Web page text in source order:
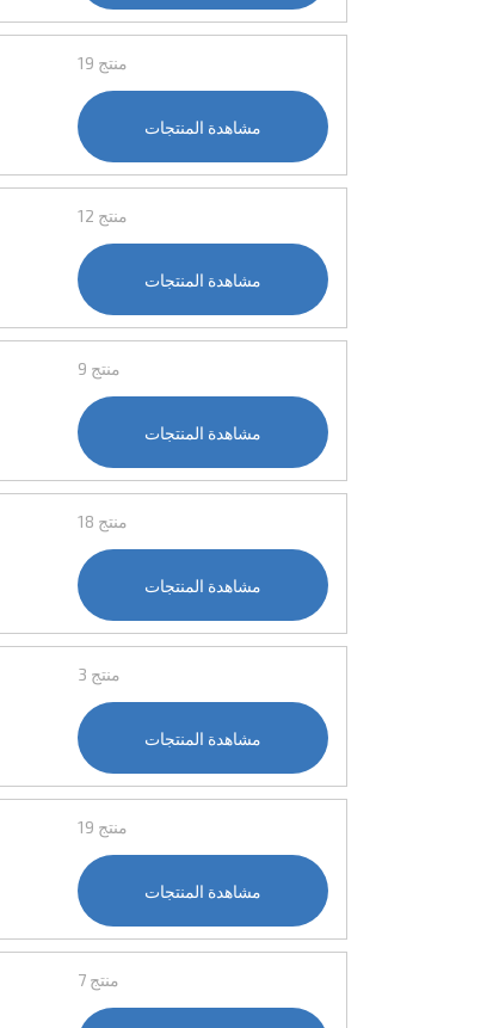
19 منتج
مشاهدة المنتجات
12 منتج
مشاهدة المنتجات
9 منتج
مشاهدة المنتجات
18 منتج
مشاهدة المنتجات
3 منتج
مشاهدة المنتجات
19 منتج
مشاهدة المنتجات
7 منتج